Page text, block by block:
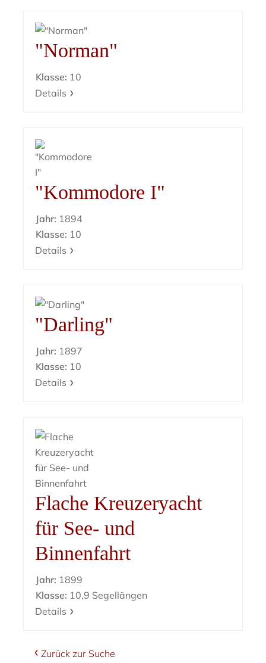
"Norman"
Klasse: 10
Details
"Kommodore I"
Jahr: 1894
Klasse: 10
Details
"Darling"
Jahr: 1897
Klasse: 10
Details
Flache Kreuzeryacht
für See- und
Binnenfahrt
Jahr: 1899
Klasse: 10,9 Segellängen
Details
Zurück zur Suche